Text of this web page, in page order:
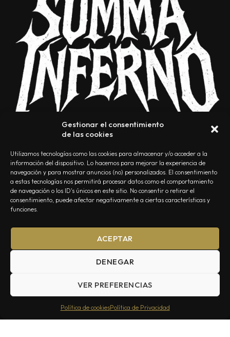
Gestionar el consentimiento
de las cookies
Utilizamos tecnologías como las cookies para almacenar y/o acceder a la
información del dispositivo. Lo hacemos para mejorar la experiencia de
navegación y para mostrar anuncios (no) personalizados. El consentimiento
a estas tecnologías nos permitirá procesar datos como el comportamiento
de navegación o los ID's únicos en este sitio. No consentir o retirar el
consentimiento, puede afectar negativamente a ciertas características y
funciones.
ACEPTAR
DENEGAR
VER PREFERENCIAS
Política de cookiesPolítica de Privacidad
NOSOTROS CONTACTO EDITORIAL POLÍTICA DE PRIVACIDAD
Summa Inferno — Todos los Derechos Reservados © 2026